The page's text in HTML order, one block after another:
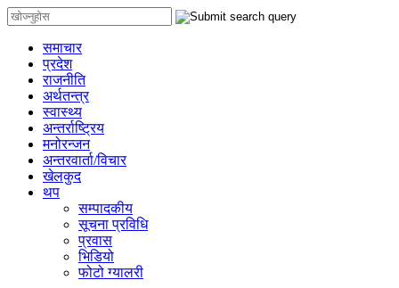
समाचार
प्रदेश
राजनीति
अर्थतन्त्र
स्वास्थ्य
अन्तर्राष्ट्रिय
मनोरन्जन
अन्तरवार्ता/विचार
खेलकुद
थप
सम्पादकीय
सूचना प्रविधि
प्रवास
भिडियो
फोटो ग्यालरी